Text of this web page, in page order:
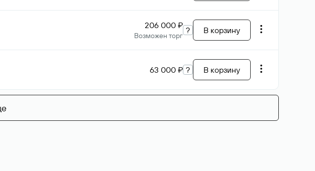
206 000 ₽
Возможен торг
? В корзину
63 000 ₽ ? В корзину